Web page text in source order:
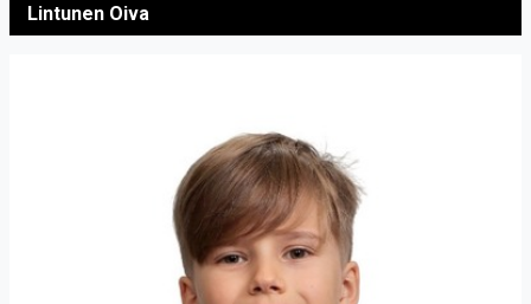
Lintunen Oiva